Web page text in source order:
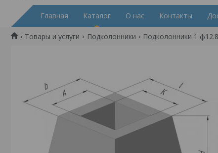
Главная Каталог О нас Контакты
Товары и услуги Подколонники Подколонники 1